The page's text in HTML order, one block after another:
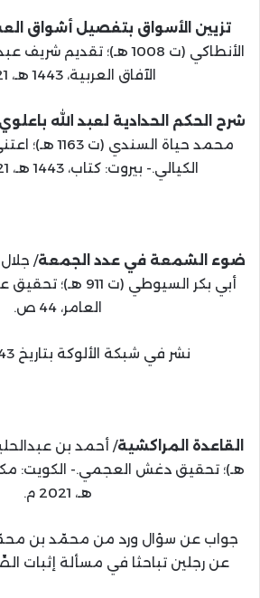
تزيين الأسواق بتفصيل أشواق
الأنطاكي (ت 1008 هـ)؛ تقديم
الآفاق العربية، 1443 هـ، 2021 م.
شرح الحكم الحدادية لعبد الله باعلوي
محمد حياة
الكيالي.- بيروت: كتاب، 1443 هـ، 2021 م، 88ص.
ضوء الشمعة في عدد الجمعة/
أبي بكر السيوطي (ت
العامر، 44 ص.
نشر في شبكة الألوكة بتاريخ 20/2/1443 هـ.
القاعدة المراكشية
هـ، 2021 م.
جواب عن سؤال ورد من محمّد بن
عن رجلين تباحثا في مسألة إثبات